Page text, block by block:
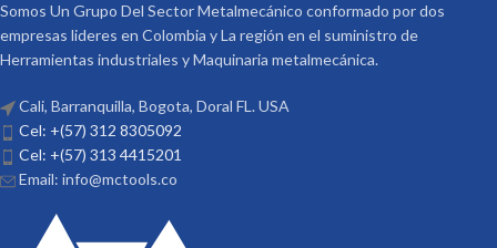
Somos Un Grupo Del Sector Metalmecánico conformado por dos
empresas lideres en Colombia y La región en el suministro de
Herramientas industriales y Maquinaria metalmecánica.
Cali, Barranquilla, Bogota, Doral FL. USA
Cel: +(57) 312 8305092
Cel: +(57) 313 4415201
Email: info@mctools.co